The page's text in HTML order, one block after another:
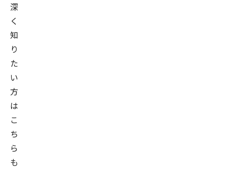
深
く
知
り
た
い
方
は
こ
ち
ら
も